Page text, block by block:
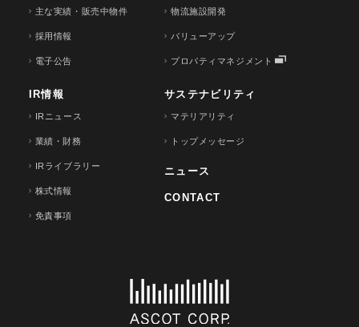
主な実績・販売中物件
採用情報
電子公告
物流施設開発
バリューアップ
プロパティマネジメント
IR情報
IRニュース
業績・財務
IRライブラリー
株式情報
免責事項
サステナビリティ
マテリアリティ
トップメッセージ
ニュース
CONTACT